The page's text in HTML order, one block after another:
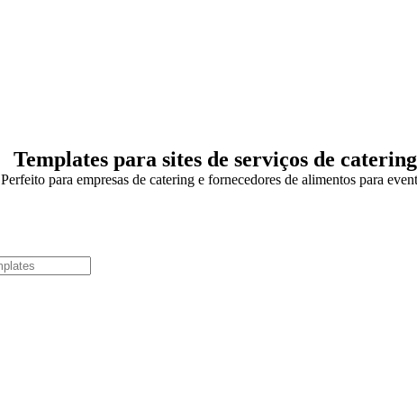
Templates para sites de serviços de catering
Perfeito para empresas de catering e fornecedores de alimentos para